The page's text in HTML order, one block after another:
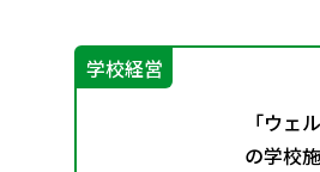
学校経営
「ウェ
の学校